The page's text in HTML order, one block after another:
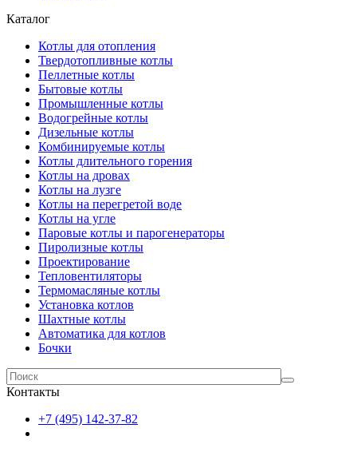
Каталог
Котлы для отопления
Твердотопливные котлы
Пеллетные котлы
Бытовые котлы
Промышленные котлы
Водогрейные котлы
Дизельные котлы
Комбинируемые котлы
Котлы длительного горения
Котлы на дровах
Котлы на лузге
Котлы на перегретой воде
Котлы на угле
Паровые котлы и парогенераторы
Пиролизные котлы
Проектирование
Тепловентиляторы
Термомасляные котлы
Установка котлов
Шахтные котлы
Автоматика для котлов
Бочки
Контакты
+7 (495) 142-37-82